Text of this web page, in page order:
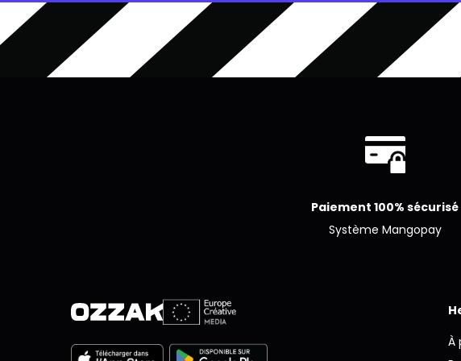
Paiement 100% sécurisé
Système Mangopay
À